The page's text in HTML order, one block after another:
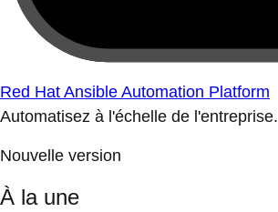
Red Hat Ansible Automation Platform
Automatisez à l'échelle de l'entreprise.
Nouvelle version
À la une